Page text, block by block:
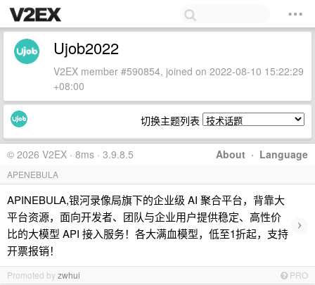
Ujob2022
V2EX member #590854, joined on 2022-08-10 15:22:29
+08:00
切换主题列表
About · Language
© 2026 V2EX · 8ms · 3.9.8.5
APENEBULA
APINEBULA,银河录像局旗下的企业级 AI 聚合平台，背靠大
平台资源，面向开发者、团队与企业用户提供稳定、高性价
比的大模型 API 接入服务！各大满血模型，低至1折起，支持
开票报销！
›
Promoted byzwhui PRO